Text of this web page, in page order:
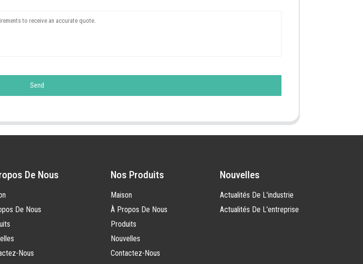
Send
De Nous
De Nous
Nous
Nos Produits
Maison
À Propos De Nous
Produits
Nouvelles
Contactez-Nous
Nouvelles
Actualités De L'industrie
Actualités De L'entreprise